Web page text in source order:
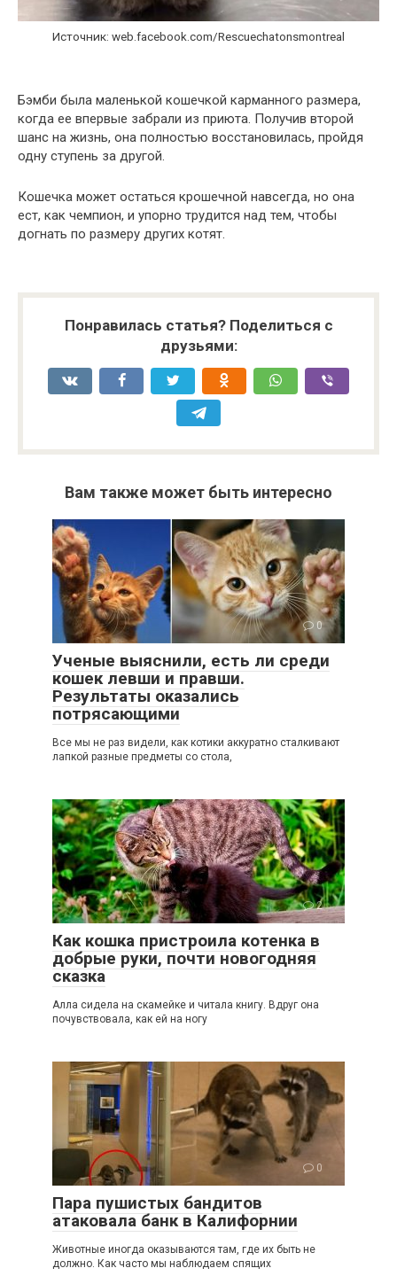
Источник: web.facebook.com/Rescuechatonsmontreal
Бэмби была маленькой кошечкой карманного размера,
когда ее впервые забрали из приюта. Получив второй
шанс на жизнь, она полностью восстановилась, пройдя
одну ступень за другой.
Кошечка может остаться крошечной навсегда, но она
ест, как чемпион, и упорно трудится над тем, чтобы
догнать по размеру других котят.
Понравилась статья? Поделиться с
друзьями:
Вам также может быть интересно
0
Ученые выяснили, есть ли среди
кошек левши и правши.
Результаты оказались
потрясающими
Все мы не раз видели, как котики аккуратно сталкивают
лапкой разные предметы со стола,
2
Как кошка пристроила котенка в
добрые руки, почти новогодняя
сказка
Алла сидела на скамейке и читала книгу. Вдруг она
почувствовала, как ей на ногу
0
Пара пушистых бандитов
атаковала банк в Калифорнии
Животные иногда оказываются там, где их быть не
должно. Как часто мы наблюдаем спящих